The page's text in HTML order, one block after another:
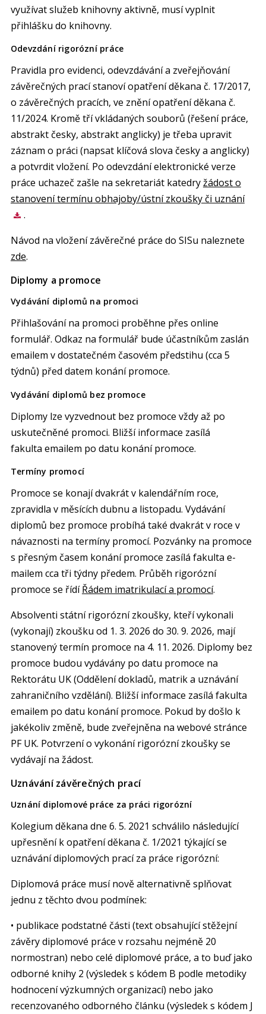
využívat služeb knihovny aktivně, musí vyplnit
přihlášku do knihovny.
Odevzdání rigorózní práce
Pravidla pro evidenci, odevzdávání a zveřejňování
závěrečných prací stanoví opatření děkana č. 17/2017,
o závěrečných pracích, ve znění opatření děkana č.
11/2024. Kromě tří vkládaných souborů (řešení práce,
abstrakt česky, abstrakt anglicky) je třeba upravit
záznam o práci (napsat klíčová slova česky a anglicky)
a potvrdit vložení. Po odevzdání elektronické verze
práce uchazeč zašle na sekretariát katedryžádost o
stanovení termínu obhajoby/ústní zkoušky či uznání
.
Návod na vložení závěrečné práce do SISu naleznete
zde.
Diplomy a promoce
Vydávání diplomů na promoci
Přihlašování na promoci proběhne přes online
formulář. Odkaz na formulář bude účastníkům zaslán
emailem v dostatečném časovém předstihu (cca 5
týdnů) před datem konání promoce.
Vydávání diplomů bez promoce
Diplomy lze vyzvednout bez promoce vždy až po
uskutečněné promoci. Bližší informace zasílá
fakulta emailem po datu konání promoce.
Termíny promocí
Promoce se konají dvakrát v kalendářním roce,
zpravidla v měsících dubnu a listopadu. Vydávání
diplomů bez promoce probíhá také dvakrát v roce v
návaznosti na termíny promocí. Pozvánky na promoce
s přesným časem konání promoce zasílá fakulta e-
mailem cca tři týdny předem. Průběh rigorózní
promoce se řídíŘádem imatrikulací a promocí.
Absolventi státní rigorózní zkoušky, kteří vykonali
(vykonají) zkoušku od 1. 3. 2026 do 30. 9. 2026, mají
stanovený termín promoce na 4. 11. 2026. Diplomy bez
promoce budou vydávány po datu promoce na
Rektorátu UK (Oddělení dokladů, matrik a uznávání
zahraničního vzdělání). Bližší informace zasílá fakulta
emailem po datu konání promoce. Pokud by došlo k
jakékoliv změně, bude zveřejněna na webové stránce
PF UK. Potvrzení o vykonání rigorózní zkoušky se
vydávají na žádost.
Uznávání závěrečných prací
Uznání diplomové práce za práci rigorózní
Kolegium děkana dne 6. 5. 2021 schválilo následující
upřesnění k opatření děkana č. 1/2021 týkající se
uznávání diplomových prací za práce rigorózní:
Diplomová práce musí nově alternativně splňovat
jednu z těchto dvou podmínek:
• publikace podstatné části (text obsahující stěžejní
závěry diplomové práce v rozsahu nejméně 20
normostran) nebo celé diplomové práce, a to buď jako
odborné knihy 2 (výsledek s kódem B podle metodiky
hodnocení výzkumných organizací) nebo jako
recenzovaného odborného článku (výsledek s kódem J